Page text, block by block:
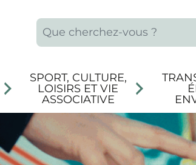
Que recherchez-vous ?
SPORT, CULTURE,
LOISIRS ET VIE
ASSOCIATIVE